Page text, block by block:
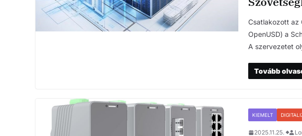
Csatlakozott az
OpenUSD) a
A szervezetet
Tovább
KIEMELT
2025.11.25.